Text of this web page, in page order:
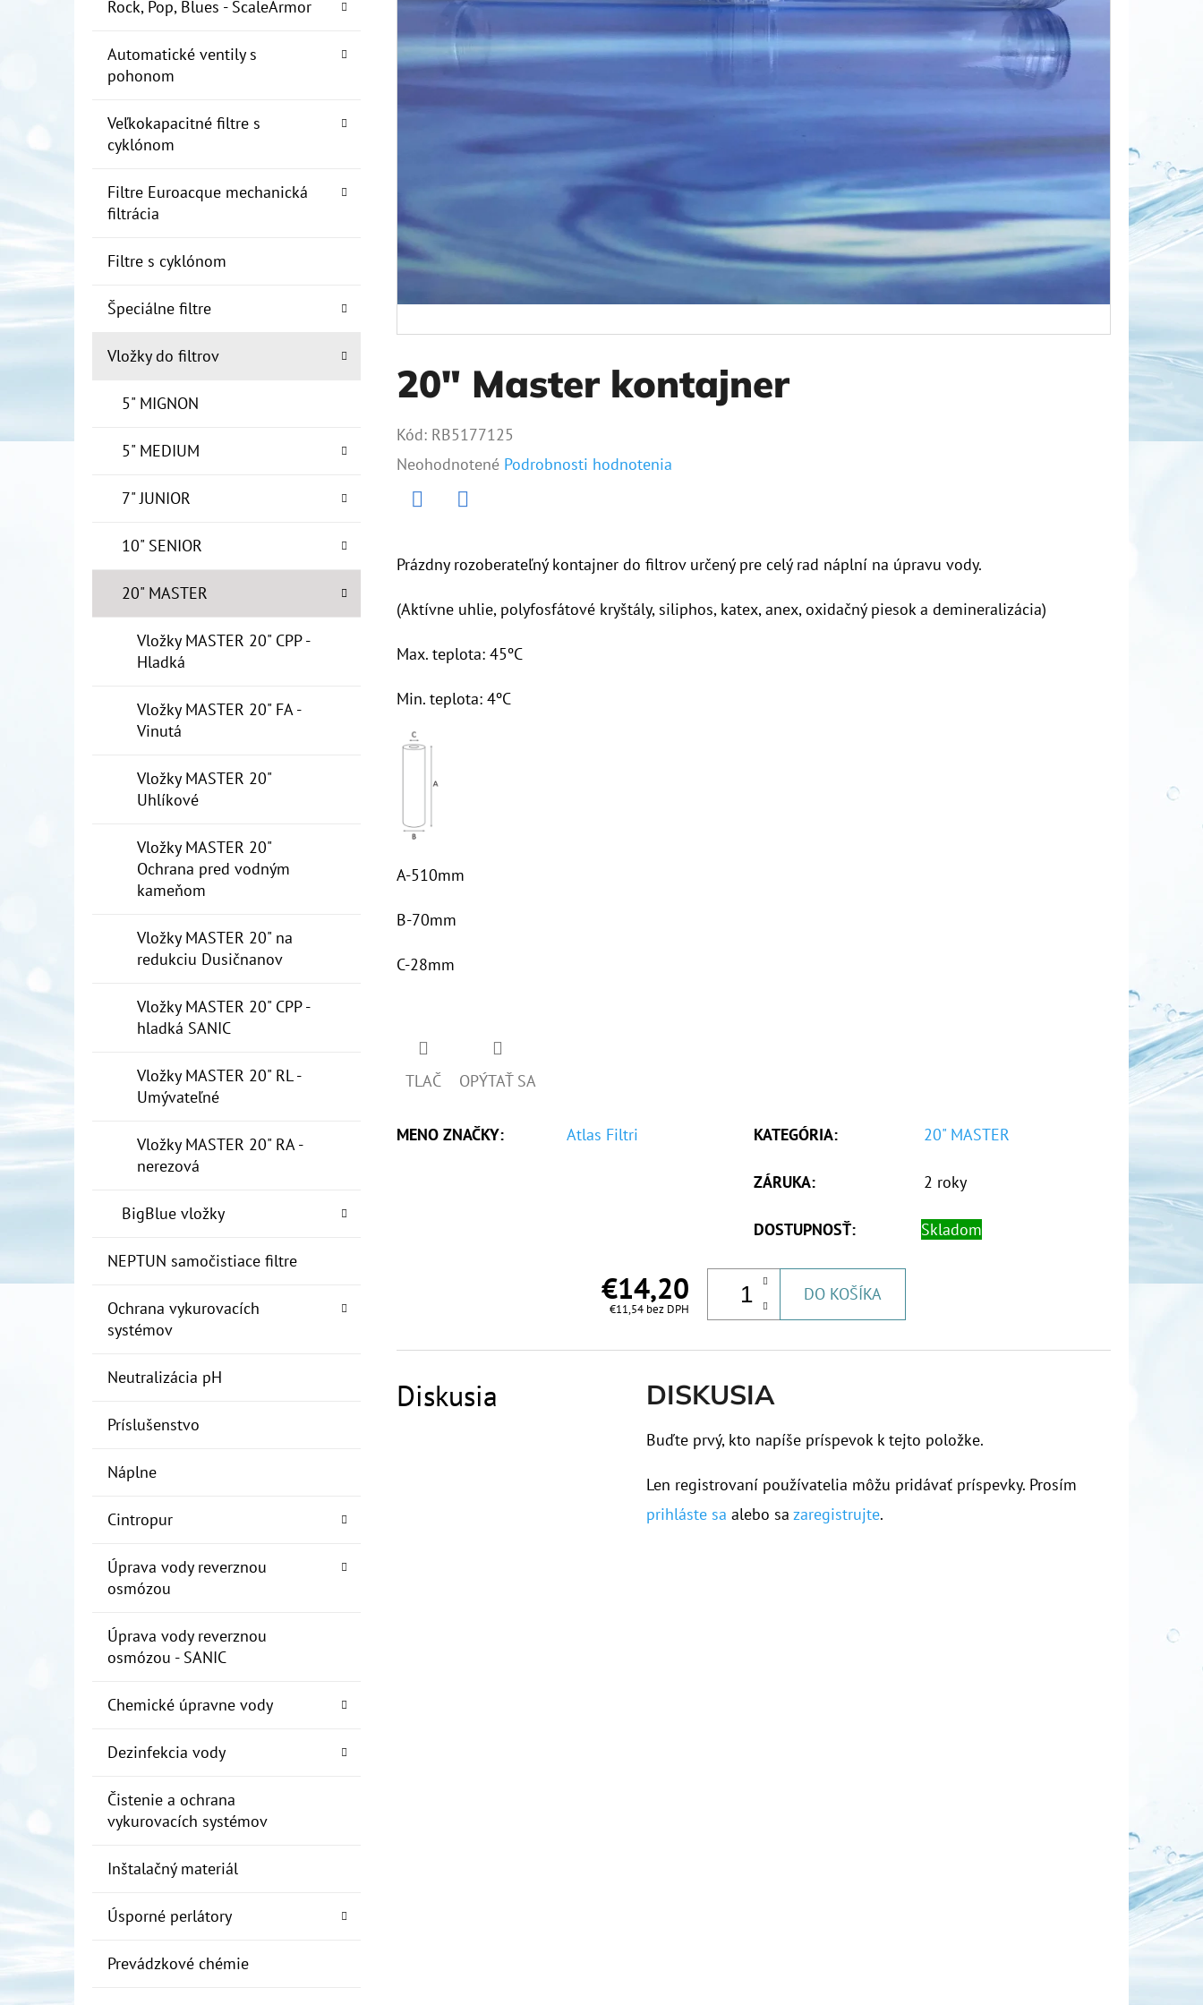
Rock, Pop, Blues - ScaleArmor
Automatické ventily s
pohonom
Veľkokapacitné filtre s
cyklónom
Filtre Euroacque mechanická
filtrácia
Filtre s cyklónom
Špeciálne filtre
Vložky do filtrov
5" MIGNON
5" MEDIUM
7" JUNIOR
10" SENIOR
20" MASTER
Vložky MASTER 20" CPP -
Hladká
Vložky MASTER 20" FA -
Vinutá
Vložky MASTER 20"
Uhlíkové
Vložky MASTER 20"
Ochrana pred vodným
kameňom
Vložky MASTER 20" na
redukciu Dusičnanov
Vložky MASTER 20" CPP -
hladká SANIC
Vložky MASTER 20" RL -
Umývateľné
Vložky MASTER 20" RA -
nerezová
BigBlue vložky
NEPTUN samočistiace filtre
Ochrana vykurovacích
systémov
Neutralizácia pH
Príslušenstvo
Náplne
Cintropur
Úprava vody reverznou
osmózou
Úprava vody reverznou
osmózou - SANIC
Chemické úpravne vody
Dezinfekcia vody
Čistenie a ochrana
vykurovacích systémov
Inštalačný materiál
Úsporné perlátory
Prevádzkové chémie
20" Master kontajner
Kód: RB5177125
Priemerné
hodnotenie
z
hviezdičiek.
Neohodnotené Podrobnosti hodnotenia
Prázdny rozoberateľný kontajner do filtrov určený pre celý rad náplní na úpravu vody.
(Aktívne uhlie, polyfosfátové kryštály, siliphos, katex, anex, oxidačný piesok a demineralizácia)
Max. teplota: 45ºC
Min. teplota: 4ºC
A-510mm
B-70mm
C-28mm
TLAČ OPÝTAŤ SA
MENO ZNAČKY: Atlas Filtri KATEGÓRIA: 20" MASTER
ZÁRUKA: 2 roky
DOSTUPNOSŤ: Skladom
€14,20
€11,54 bez DPH
DO KOŠÍKA
Diskusia DISKUSIA
Buďte prvý, kto napíše príspevok k tejto položke.
Len registrovaní používatelia môžu pridávať príspevky. Prosím
prihláste sa alebo sazaregistrujte.
10" FILTER SENIOR 1"
€19
10" VLOŽKA UMÝVATEĽNÁ RL-SX 50MCR
10" FILTER SENIOR DUO 1"
€37,10